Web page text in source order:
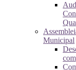
Municipal